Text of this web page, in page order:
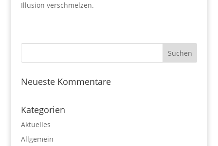
Illusion verschmelzen.
Neueste Kommentare
Kategorien
Aktuelles
Allgemein